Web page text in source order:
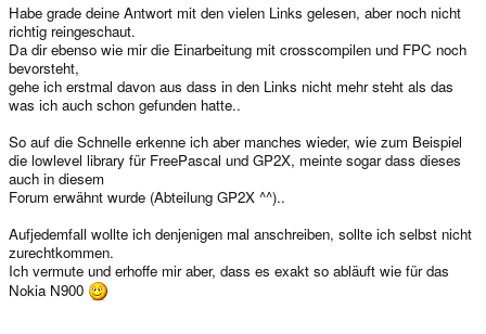
Habe grade deine Antwort mit den vielen Links gelesen, aber noch nicht
richtig reingeschaut.
Da dir ebenso wie mir die Einarbeitung mit crosscompilen und FPC noch
bevorsteht,
gehe ich erstmal davon aus dass in den Links nicht mehr steht als das
was ich auch schon gefunden hatte..
So auf die Schnelle erkenne ich aber manches wieder, wie zum Beispiel
die lowlevel library für FreePascal und GP2X, meinte sogar dass dieses
auch in diesem
Forum erwähnt wurde (Abteilung GP2X ^^)..
Aufjedemfall wollte ich denjenigen mal anschreiben, sollte ich selbst nicht
zurechtkommen.
Ich vermute und erhoffe mir aber, dass es exakt so abläuft wie für das
Nokia N900